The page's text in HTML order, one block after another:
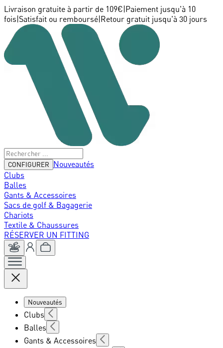
Livraison gratuite à partir de 109€ Paiement jusqu'à 10
fois Satisfait ou remboursé Retour gratuit jusqu'à 30 jours
CONFIGURER
Nouveautés
Clubs
Balles
Gants & Accessoires
Sacs de golf & Bagagerie
Chariots
Textile & Chaussures
RÉSERVER UN FITTING
Nouveautés
Clubs
Balles
Gants & Accessoires